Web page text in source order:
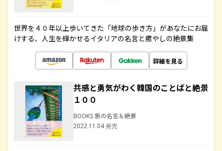
世界を４０年以上歩いてきた「地球の歩き方」があなたにお届
けする、人生を輝かせるイタリアの名言と癒やしの絶景集
詳細を見る
共感と勇気がわく韓国のことばと絶景
１００
BOOKS 旅の名言＆絶景
2022.11.04 発売